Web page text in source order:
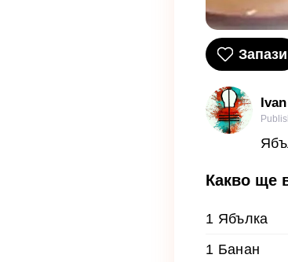
Запази
Какво ще
1 Ябълка
1 Банан